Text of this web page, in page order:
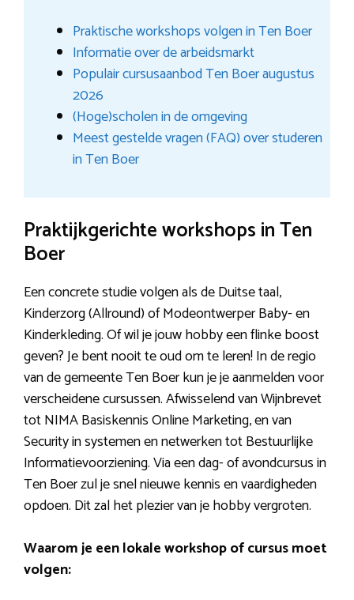
Praktische workshops volgen in Ten Boer
Informatie over de arbeidsmarkt
Populair cursusaanbod Ten Boer augustus
2026
(Hoge)scholen in de omgeving
Meest gestelde vragen (FAQ) over studeren
in Ten Boer
Praktijkgerichte workshops in Ten
Boer
Een concrete studie volgen als de Duitse taal,
Kinderzorg (Allround) of Modeontwerper Baby- en
Kinderkleding. Of wil je jouw hobby een flinke boost
geven? Je bent nooit te oud om te leren! In de regio
van de gemeente Ten Boer kun je je aanmelden voor
verscheidene cursussen. Afwisselend van Wijnbrevet
tot NIMA Basiskennis Online Marketing, en van
Security in systemen en netwerken tot Bestuurlijke
Informatievoorziening. Via een dag- of avondcursus in
Ten Boer zul je snel nieuwe kennis en vaardigheden
opdoen. Dit zal het plezier van je hobby vergroten.
Waarom je een lokale workshop of cursus moet
volgen: